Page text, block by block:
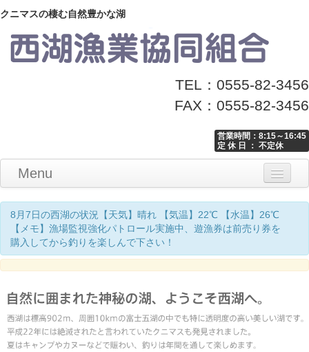
クニマスの棲む自然豊かな湖
TEL：0555-82-3456
FAX：0555-82-3456
営業時間：8:15～16:45
定 休 日 ： 不定休
Menu
Home
釣り情報
マナーとお願い
クニマス展示館
漁協からのお知らせ
お問い合わせ
8月7日の西湖の状況【天気】晴れ 【気温】22℃ 【水温】26℃
【メモ】漁場監視強化パトロール実施中、遊漁券は前売り券を
購入してから釣りを楽しんで下さい！